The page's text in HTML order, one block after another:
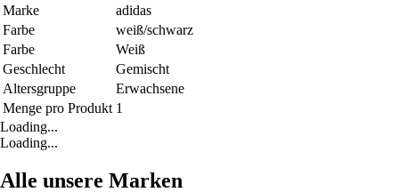
Marke
adidas
Farbe
weiß/schwarz
Farbe
Weiß
Geschlecht
Gemischt
Altersgruppe
Erwachsene
Menge pro Produkt 1
Loading...
Loading...
Alle unsere Marken